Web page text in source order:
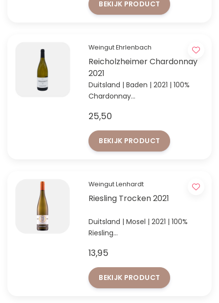
BEKIJK PRODUCT
Weingut Ehrlenbach
Reicholzheimer Chardonnay
2021
Duitsland | Baden | 2021 | 100%
Chardonnay
volgens VINUM 2024
25,50
BEKIJK PRODUCT
Weingut Lenhardt
Riesling Trocken 2021
Duitsland | Mosel | 2021 | 100%
Riesling
13,95
BEKIJK PRODUCT